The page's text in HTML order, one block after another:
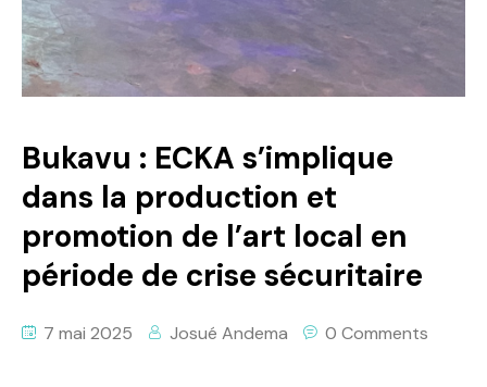
Bukavu : ECKA s’implique
dans la production et
promotion de l’art local en
période de crise sécuritaire
7 mai 2025 Josué Andema 0 Comments